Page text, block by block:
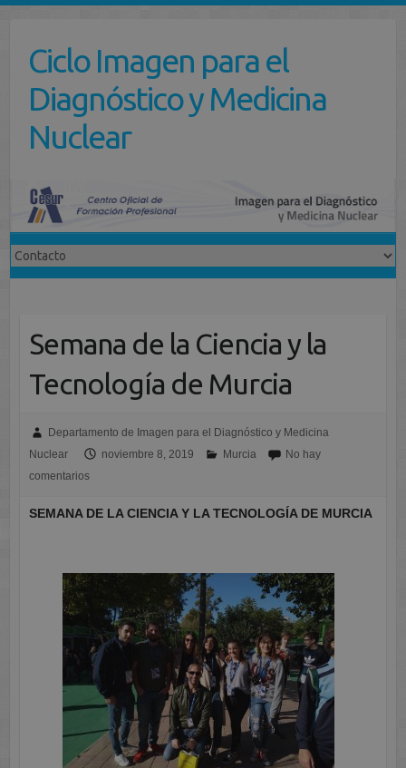
contenidoCiclo Imagen para el
Diagnóstico y Medicina
Nuclear
Semana de la Ciencia y la
Tecnología de Murcia
Departamento de Imagen para el Diagnóstico y Medicina
Nuclear
noviembre 8, 2019 Murcia
No hay
comentarios
SEMANA DE LA CIENCIA Y LA TECNOLOGÍA DE MURCIA